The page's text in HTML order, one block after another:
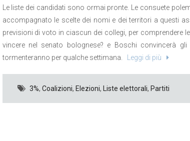
Le liste dei candidati sono ormai pronte. Le consuete
accompagnato le scelte dei nomi e dei territori a questi
previsioni di voto in ciascun dei collegi, per comprendere
vincere nel senato bolognese? e Boschi convincerà
tormenteranno per qualche settimana.
Leggi di più
3%, Coalizioni, Elezioni, Liste elettorali, Partiti